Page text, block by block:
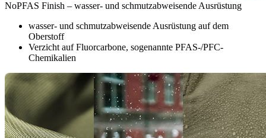
NoPFAS Finish – wasser- und schmutzabweisende Ausrüstung
wasser- und schmutzabweisende Ausrüstung auf dem
Oberstoff
Verzicht auf Fluorcarbone, sogenannte PFAS-/PFC-
Chemikalien